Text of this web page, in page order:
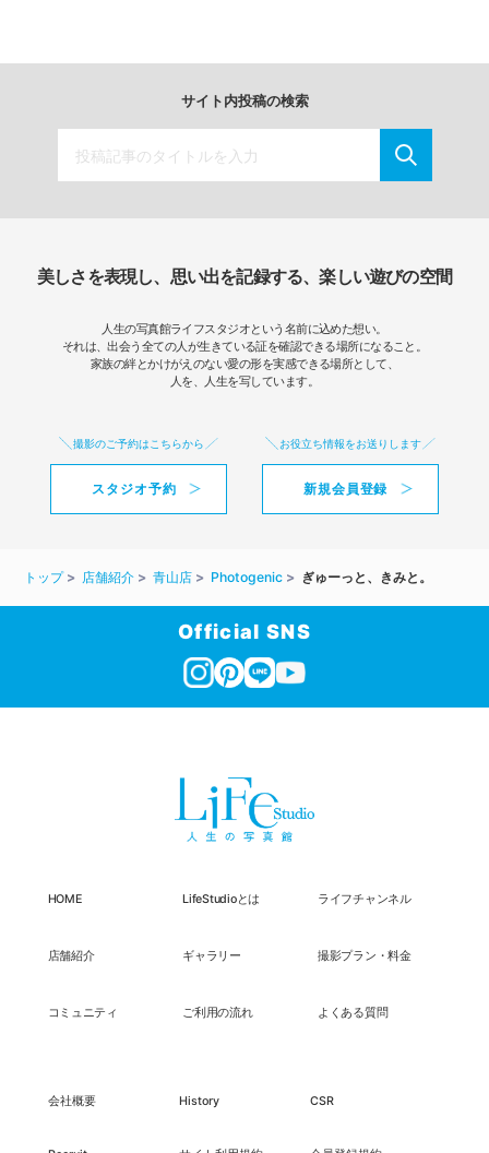
サイト内投稿の検索
美しさを表現し、思い出を記録する、楽しい遊びの空間
人生の写真館ライフスタジオという名前に込めた想い。
それは、出会う全ての人が生きている証を確認できる場所になること。
家族の絆とかけがえのない愛の形を実感できる場所として、
人を、人生を写しています。
撮影のご予約はこちらから
スタジオ予約
お役立ち情報をお送りします
新規会員登録
トップ 店舗紹介 青山店 Photogenic ぎゅーっと、きみと。
Official SNS
HOME LifeStudioとは ライフチャンネル
店舗紹介 ギャラリー 撮影プラン・料金
コミュニティ ご利用の流れ よくある質問
会社概要 History CSR